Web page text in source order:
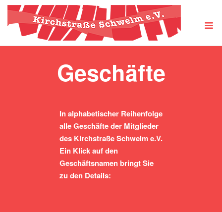
Skip
content
Geschäfte
In alphabetischer Reihenfolge
alle Geschäfte der Mitglieder
des Kirchstraße Schwelm e.V.
Ein Klick auf den
Geschäftsnamen bringt Sie
zu den Details: